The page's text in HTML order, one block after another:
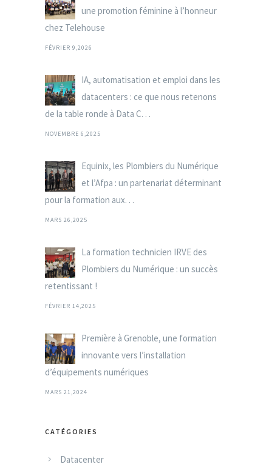
une promotion féminine à l’honneur
chez Telehouse
FÉVRIER 9,2026
IA, automatisation et emploi dans les
datacenters : ce que nous retenons
de la table ronde à Data C. . .
NOVEMBRE 6,2025
Equinix, les Plombiers du Numérique
et l’Afpa : un partenariat déterminant
pour la formation aux. . .
MARS 26,2025
La formation technicien IRVE des
Plombiers du Numérique : un succès
retentissant !
FÉVRIER 14,2025
Première à Grenoble, une formation
innovante vers l’installation
d’équipements numériques
MARS 21,2024
CATÉGORIES
Datacenter